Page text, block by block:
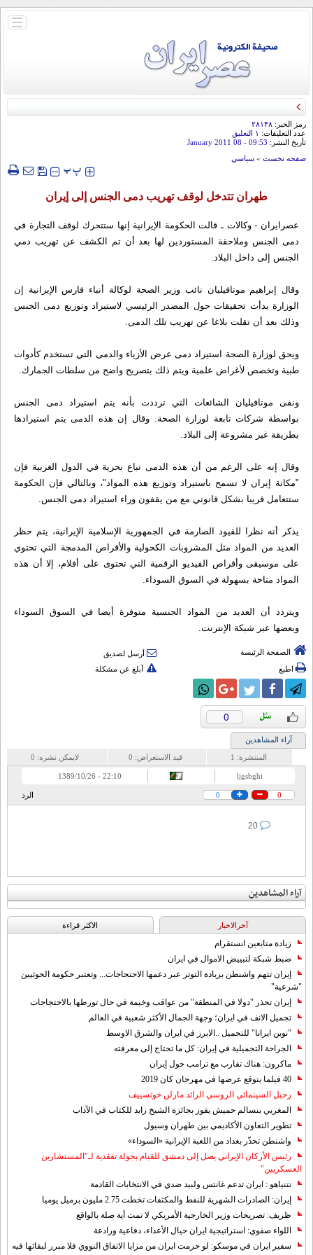
باز
رمز الخبر: ۲۸۱۴۸
عدد التعليقات: ۱ التعلیق
تأريخ النشر: 09:53
- 08 January 2011
صفحه نخست » سياسي
‍‍‍ پپ
طهران تتدخل لوقف تهريب دمى الجنس إلى إيران
عصرايران - وكالات ـ قالت الحكومة الإيرانية إنها ستتحرك لوقف التجارة في
دمى الجنس وملاحقة المستوردين لها بعد أن تم الكشف عن تهريب دمي
الجنس إلى داخل البلاد.
وقال إبراهيم موتافيليان نائب وزير الصحة لوكالة أنباء فارس الإيرانية إن
الوزارة بدأت تحقيقات حول المصدر الرئيسي لاستيراد وتوزيع دمى الجنس
وذلك بعد أن تقلت بلاغا عن تهريب تلك الدمى.
ويحق لوزارة الصحة استيراد دمى عرض الأزياء والدمى التي تستخدم كأدوات
طبية وتخصص لأغراض علمية ويتم ذلك بتصريح واضح من سلطات الجمارك.
ونفى موتافيليان الشائعات التي ترددت بأنه يتم استيراد دمى الجنس
بواسطة شركات تابعة لوزارة الصحة. وقال إن هذه الدمى يتم استيرادها
بطريقة غير مشروعة إلى البلاد.
وقال إنه على الرغم من أن هذه الدمى تباع بحرية في الدول الغربية فإن
"مكانة إيران لا تسمح باستيراد وتوزيع هذه المواد"، وبالتالي فإن الحكومة
ستتعامل قريبا بشكل قانوني مع من يقفون وراء استيراد دمى الجنس.
يذكر أنه نظرا للقيود الصارمة في الجمهورية الإسلامية الإيرانية، يتم حظر
العديد من المواد مثل المشروبات الكحولية والأقراص المدمجة التي تحتوي
على موسيقى وأقراص الفيديو الرقمية التي تحتوى على أفلام، إلا أن هذه
المواد متاحة بسهولة في السوق السوداء.
ويتردد أن العديد من المواد الجنسية متوفرة أيضا في السوق السوداء
وبعضها عبر شبكة الإنترنت.
الصفحة الرئيسة
أرسل لصديق
اطبع
أبلغ عن مشكلة
0
آراء المشاهدين
المنتشرة: 1 قيد الاستعراض: 0 لايمكن نشره: 0
ljgsbghi
22:10 - 1389/10/26
0
0 الرد
آراء المشاهدين
آخرالاخبار الاکثر قراءة
زيادة متابعين انستقرام
ضبط شبكة لتبييض الاموال في ايران
إيران تتهم واشنطن بزيادة التوتر عبر دعمها الاحتجاجات... وتعتبر حكومة الحوثيين
"شرعية"
إيران تحذر "دولا في المنطقة" من عواقب وخيمة في حال تورطها بالاحتجاجات
تجميل الانف في ايران؛ وجهة الجمال الأكثر شعبية في العالم
"نوين ايرانا" للتجميل ..الابرز في ايران والشرق الاوسط
الجراحة التجميلية في إيران: كل ما تحتاج إلى معرفته
ماكرون: هناك تقارب مع ترامب حول إيران
40 فيلما يتوقع عرضها في مهرجان كان 2019
رحيل السينمائي الروسي الرائد مارلن خوتسييف
المغربي بنسالم حميش يفوز بجائزة الشيخ زايد للكتاب في الآداب
تطوير التعاون الأكاديمي بين طهران وسيول
واشنطن تحذّر بغداد من اللعبة الإيرانية «السوداء»
رئيس الأركان الإيراني يصل إلى دمشق للقيام بجولة تفقدية لـ"المستشارين
العسكريين"
نتنياهو : ايران تدعم غانتس ولبيد ضدي في الانتخابات القادمة
إيران: الصادرات الشهریة للنفط والمكثفات تخطت 2.75 مليون برميل يوميا
ظريف: تصريحات وزير الخارجية الأمريكي لا تمت أية صلة بالواقع
اللواء صفوي: استراتيجية ايران حيال الأعداء، دفاعية ورادعة
سفير ايران في موسكو: لو حرمت ايران من مزايا الاتفاق النووي فلا مبرر لبقائها فيه